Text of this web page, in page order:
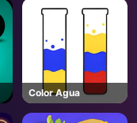
Color Agua